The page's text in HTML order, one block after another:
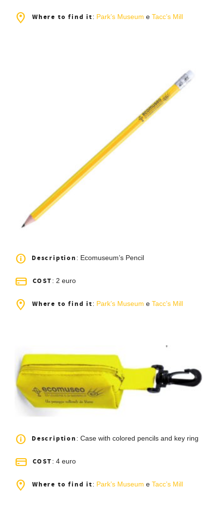
Where to find it: Park’s Museum e Tacc’s Mill
Description: Ecomuseum’s Pencil
COST: 2 euro
Where to find it: Park’s Museum e Tacc’s Mill
Description: Case with colored pencils and key ring
COST: 4 euro
Where to find it: Park’s Museum e Tacc’s Mill